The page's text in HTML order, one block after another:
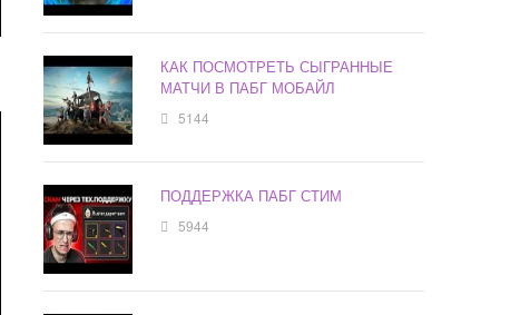
КАК ПОСМОТРЕТЬ СЫГРАННЫЕ
МАТЧИ В ПАБГ МОБАЙЛ
5144
ПОДДЕРЖКА ПАБГ СТИМ
5944